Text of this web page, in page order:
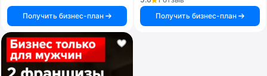
Получить бизнес-план
Получить бизнес-план